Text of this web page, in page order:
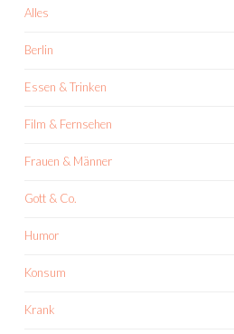
Alles
Berlin
Essen & Trinken
Film & Fernsehen
Frauen & Männer
Gott & Co.
Humor
Konsum
Krank